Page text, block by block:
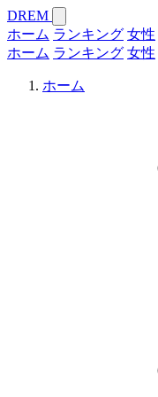
DREM
ホーム ランキング 女性
ホーム ランキング 女性
ホーム